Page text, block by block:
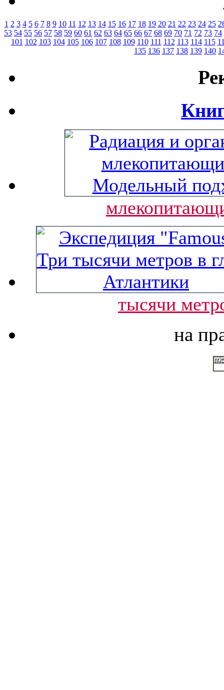
1 2 3 4 5 6 7 8 9 10 11 12 13 14 15 16 17 18 19 20 21 22 23 24 25
53 54 55 56 57 58 59 60 61 62 63 64 65 66 67 68 69 70 71 72 73 74
101 102 103 104 105 106 107 108 109 110 111 112 113 114 115
135 136 137 138 139 140
тысячи
на